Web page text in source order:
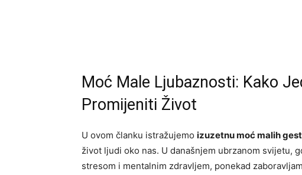
Moć Male Ljubaznosti: Kako
Promijeniti Život
U ovom članku istražujemo izuzetnu moć malih
život ljudi oko nas. U današnjem ubrzanom svijetu,
stresom i mentalnim zdravljem, ponekad